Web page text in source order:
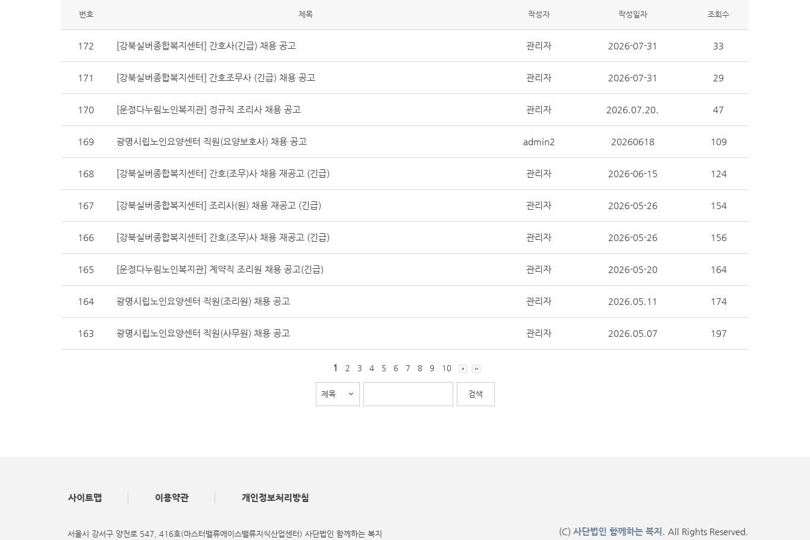
번호 제목 작성자 작성일자 조회수
172 [강북실버종합복지센터] 간호사(긴급) 채용 공고 관리자 2026-07-31 33
171 [강북실버종합복지센터] 간호조무사 (긴급) 채용 공고 관리자 2026-07-31 29
170 [운정다누림노인복지관] 정규직 조리사 채용 공고 관리자 2026.07.20. 47
169 광명시립노인요양센터 직원(요양보호사) 채용 공고 admin2 20260618 109
168 [강북실버종합복지센터] 간호(조무)사 채용 재공고 (긴급) 관리자 2026-06-15 124
167 [강북실버종합복지센터] 조리사(원) 채용 재공고 (긴급) 관리자 2026-05-26 154
166 [강북실버종합복지센터] 간호(조무)사 채용 재공고 (긴급) 관리자 2026-05-26 156
165 [운정다누림노인복지관] 계약직 조리원 채용 공고(긴급) 관리자 2026-05-20 164
164 광명시립노인요양센터 직원(조리원) 채용 공고 관리자 2026.05.11 174
163 광명시립노인요양센터 직원(사무원) 채용 공고 관리자 2026.05.07 197
1 2 3 4 5 6 7 8 9 10
사이트맵 이용약관 개인정보처리방침
서울시 강서구 양천로 547, 416호(마스터밸류에이스밸류지식산업센터) 사단법인 함께하는 복지 (C) 사단법인 함께하는 복지 . All Rights Reserved.